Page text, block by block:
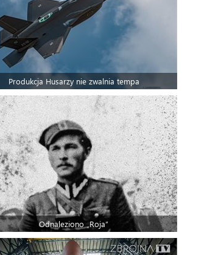
Produkcja Husarzy nie zwalnia tempa
Odnaleziono „Roja”